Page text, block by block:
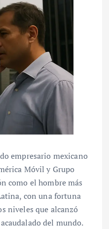
empresario mexicano
Móvil y Grupo
como el hombre más
con una fortuna
niveles que alcanzó
del mundo.